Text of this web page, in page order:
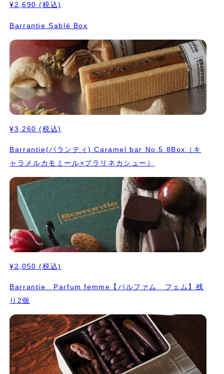
¥2,690 (税込)
Barrantie Sablé Box
¥3,260 (税込)
Barrantie(バランティ) Caramel bar No.5 8Box（キ
ャラメルカモミール×プラリネカシュー）
¥2,050 (税込)
Barrantie Parfum femme【パルファム フェム】残
り2個